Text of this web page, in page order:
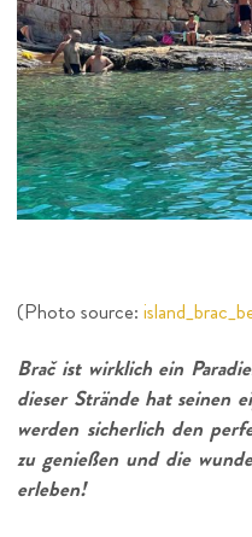
(Photo source:
Brač ist wirklich ein
dieser Strände hat seinen
werden sicherlich den
zu genießen und die
erleben!